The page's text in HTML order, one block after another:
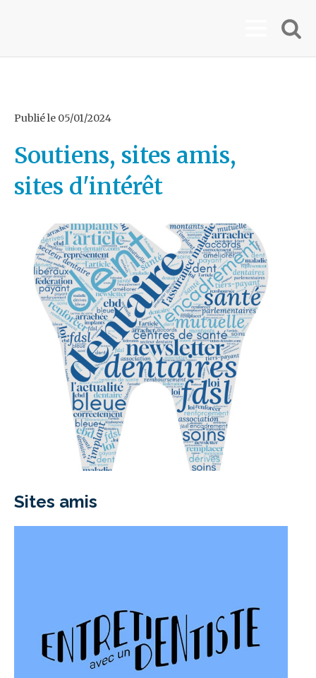
Publié le 05/01/2024
Soutiens, sites amis,
sites d'intérêt
Sites amis